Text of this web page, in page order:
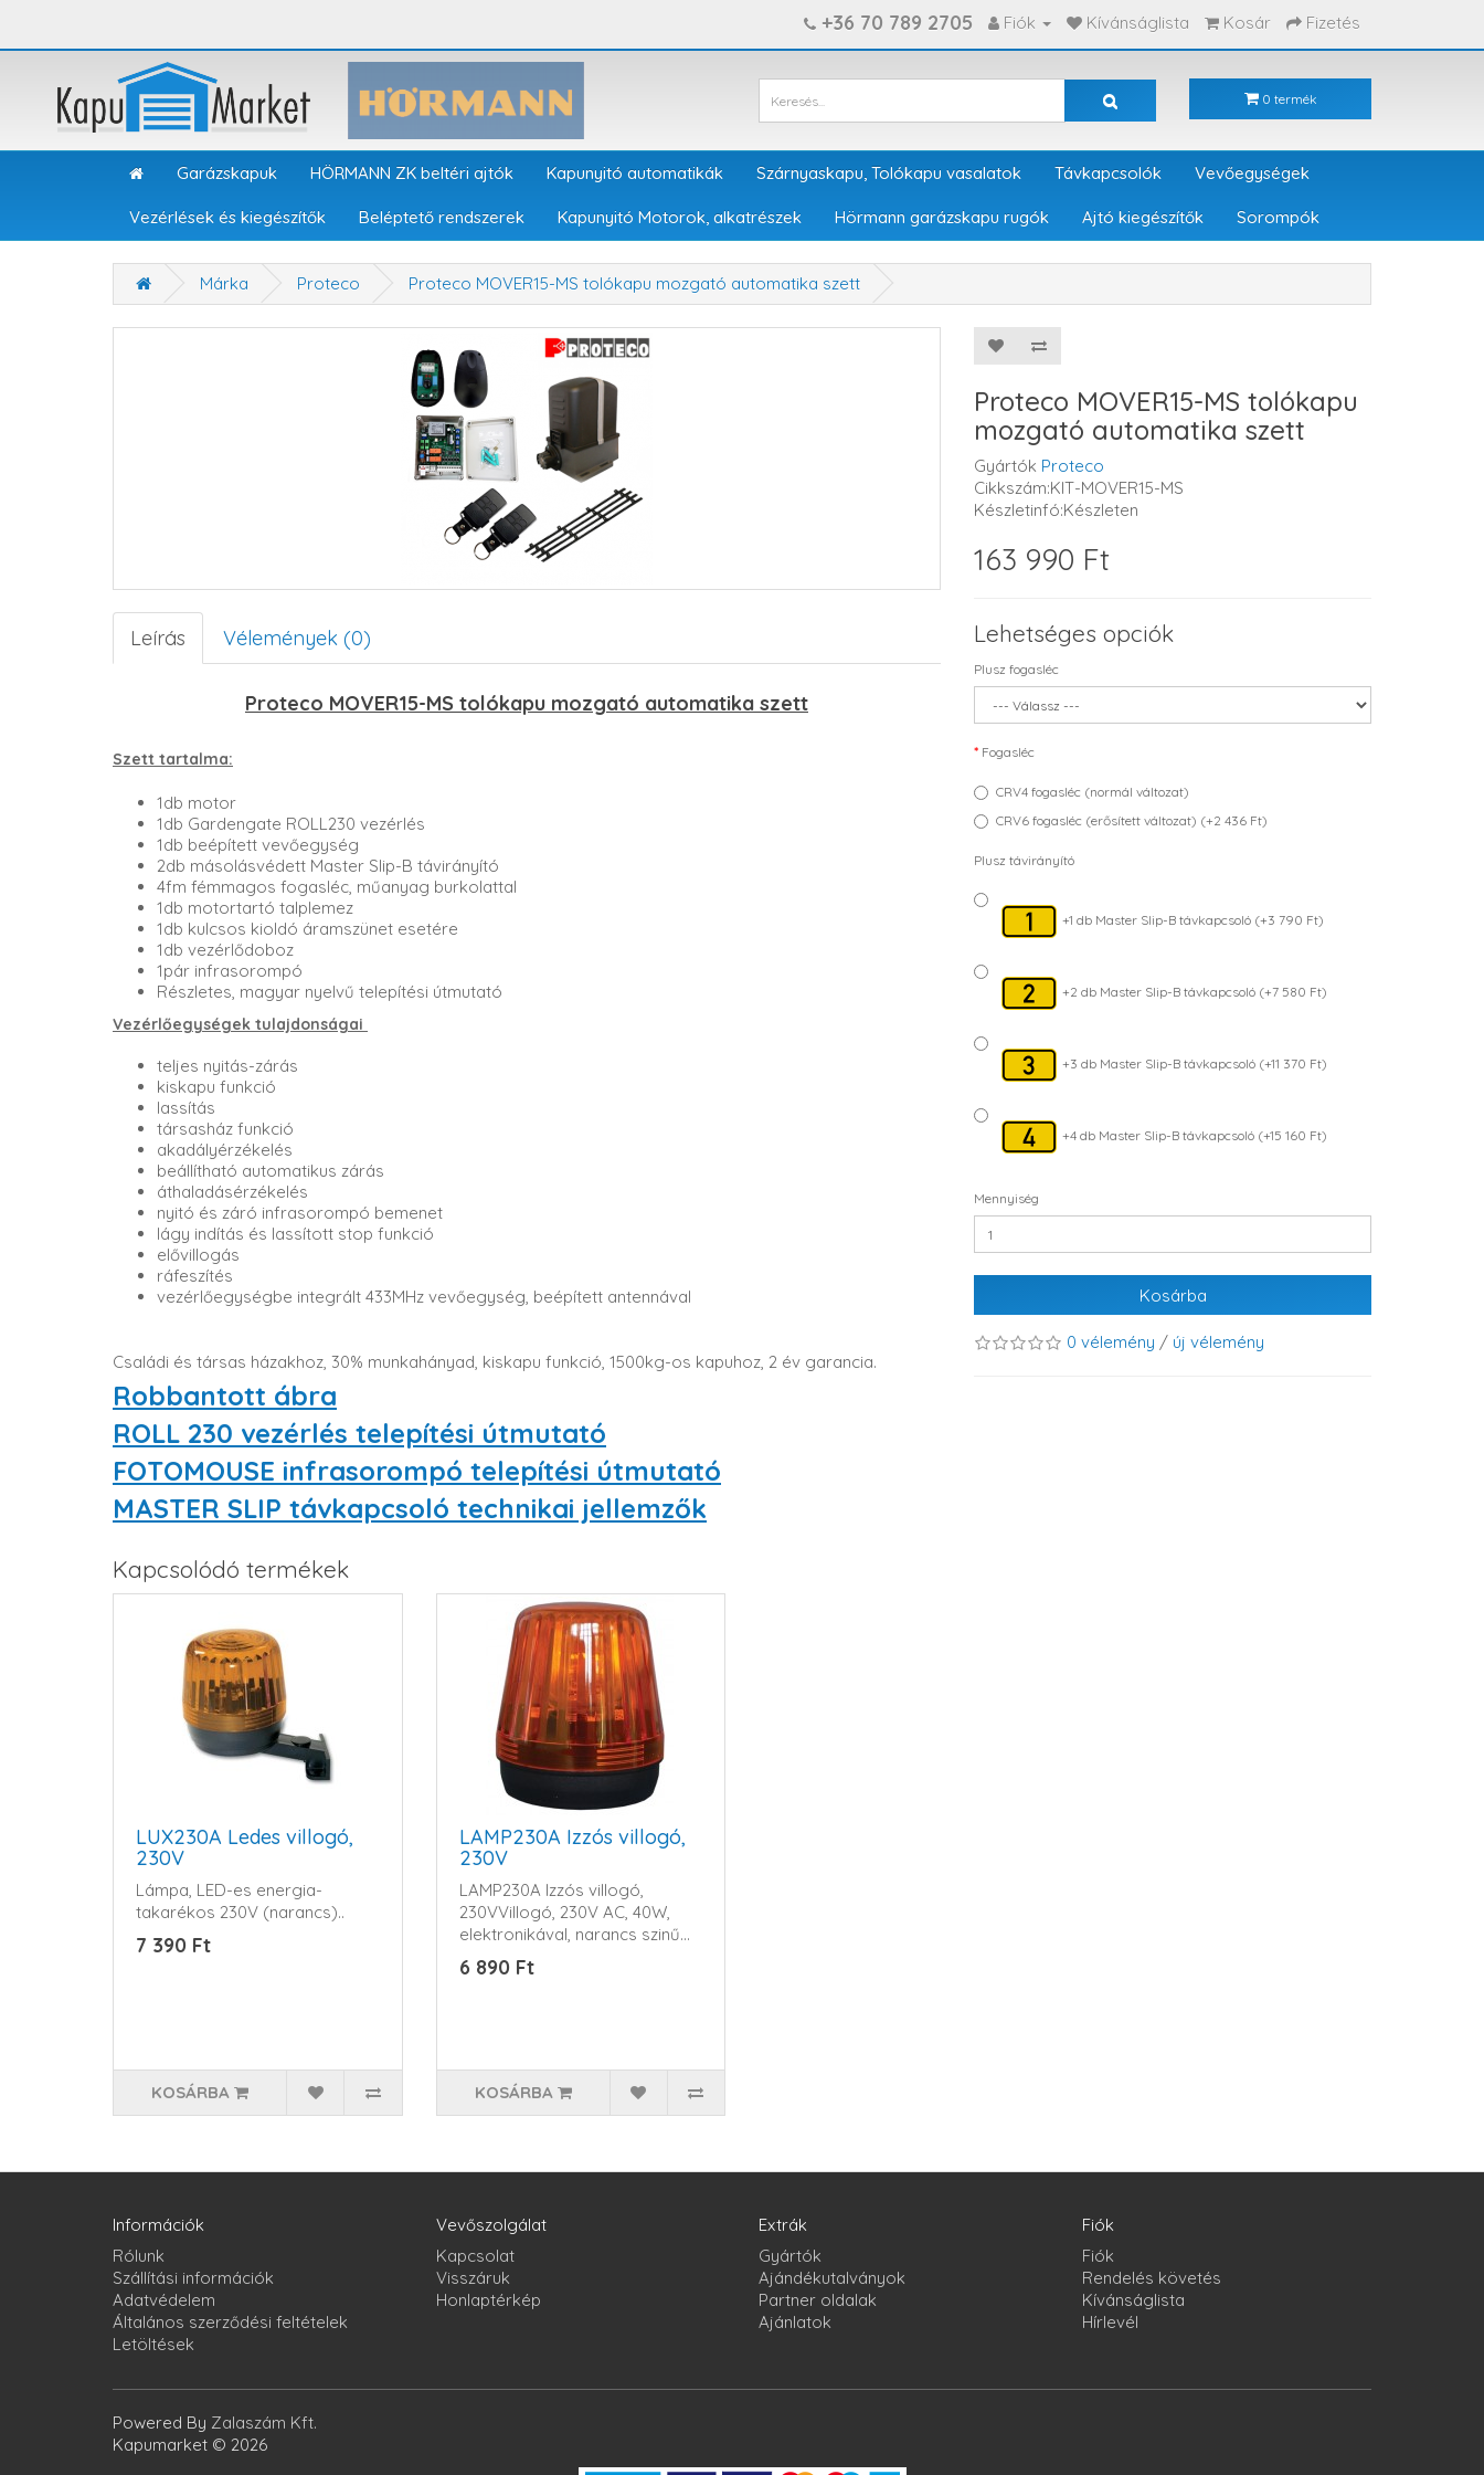
+36 70 789 2705 Fiók Kívánságlista Kosár Fizetés
0 termék
Garázskapuk HÖRMANN ZK beltéri ajtók Kapunyitó automatikák Szárnyaskapu, Tolókapu vasalatok Távkapcsolók Vevőegységek
Vezérlések és kiegészítők Beléptető rendszerek Kapunyitó Motorok, alkatrészek Hörmann garázskapu rugók Ajtó kiegészítők Sorompók
Márka Proteco Proteco MOVER15-MS tolókapu mozgató automatika szett
Leírás Vélemények (0)
Proteco MOVER15-MS tolókapu mozgató automatika szett
Szett tartalma:
1db motor
1db Gardengate ROLL230 vezérlés
1db beépített vevőegység
2db másolásvédett Master Slip-B távirányító
4fm fémmagos fogasléc, műanyag burkolattal
1db motortartó talplemez
1db kulcsos kioldó áramszünet esetére
1db vezérlődoboz
1pár infrasorompó
Részletes, magyar nyelvű telepítési útmutató
Vezérlőegységek tulajdonságai
teljes nyitás-zárás
kiskapu funkció
lassítás
társasház funkció
akadályérzékelés
beállítható automatikus zárás
áthaladásérzékelés
nyitó és záró infrasorompó bemenet
lágy indítás és lassított stop funkció
elővillogás
ráfeszítés
vezérlőegységbe integrált 433MHz vevőegység, beépített antennával
Családi és társas házakhoz, 30% munkahányad, kiskapu funkció, 1500kg-os kapuhoz, 2 év garancia.
Robbantott ábra
ROLL 230 vezérlés telepítési útmutató
FOTOMOUSE infrasorompó telepítési útmutató
MASTER SLIP távkapcsoló technikai jellemzők
Proteco MOVER15-MS tolókapu
mozgató automatika szett
Gyártók Proteco
Cikkszám:KIT-MOVER15-MS
Készletinfó:Készleten
163 990 Ft
Lehetséges opciók
Plusz fogasléc
Fogasléc
CRV4 fogasléc (normál változat)
CRV6 fogasléc (erősített változat) (+2 436 Ft)
Plusz távirányító
+1 db Master Slip-B távkapcsoló (+3 790 Ft)
+2 db Master Slip-B távkapcsoló (+7 580 Ft)
+3 db Master Slip-B távkapcsoló (+11 370 Ft)
+4 db Master Slip-B távkapcsoló (+15 160 Ft)
Mennyiség
Kosárba
0 vélemény / új vélemény
Kapcsolódó termékek
LUX230A Ledes villogó,
230V
Lámpa, LED-es energia-
takarékos 230V (narancs)..
7 390 Ft
KOSÁRBA
LAMP230A Izzós villogó,
230V
LAMP230A Izzós villogó,
230VVillogó, 230V AC, 40W,
elektronikával, narancs szinű...
6 890 Ft
KOSÁRBA
Információk
Rólunk
Szállítási információk
Adatvédelem
Általános szerződési feltételek
Letöltések
Vevőszolgálat
Kapcsolat
Visszáruk
Honlaptérkép
Extrák
Gyártók
Ajándékutalványok
Partner oldalak
Ajánlatok
Fiók
Fiók
Rendelés követés
Kívánságlista
Hírlevél
Powered By Zalaszám Kft.
Kapumarket © 2026